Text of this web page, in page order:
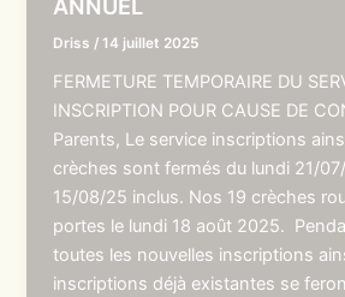
ANNUEL
Driss /14 juillet 2025
FERMETURE TEMPORAIRE DU
INSCRIPTION POUR CAUSE DE
Parents, Le service inscriptions
crèches sont fermés du lundi 21/
15/08/25 inclus. Nos 19 crèches
portes le lundi 18 août 2025.
toutes les nouvelles inscriptions
inscriptions déjà existantes se